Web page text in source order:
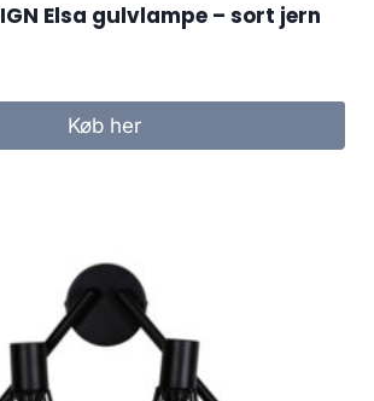
Elsa gulvlampe – sort jern
Køb her